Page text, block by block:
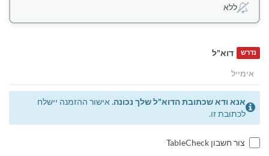
ללא
דוא"ל נדרש
אנא ודא שכתובת הדוא"ל שלך נכונה. אישור ההזמנה יישלח
לכתובת זו.
צור חשבון TableCheck